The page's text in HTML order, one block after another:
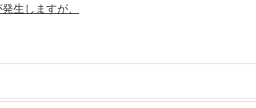
生しますが、